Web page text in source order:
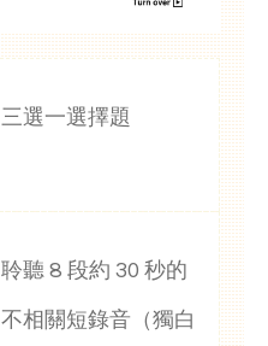
三選一選擇題
聆聽 8 段約 30 秒的
不相關短錄音（獨白